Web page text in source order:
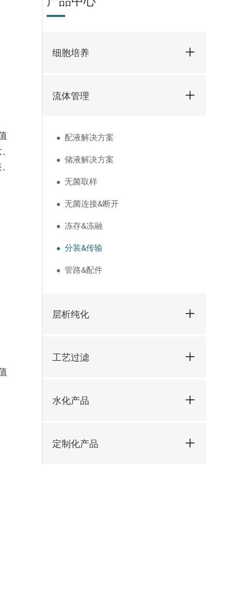
细胞培养
流体管理
配液解决方案
储液解决方案
无菌取样
无菌连接&断开
冻存&冻融
分装&传输
管路&配件
层析纯化
工艺过滤
水化产品
定制化产品